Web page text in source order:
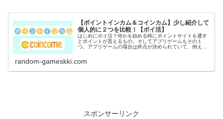
【ポイントインカム＆コインカム】少し紹介して
個人的に２つを比較！【ポイ活】
はじめにポイ活？何かを始める時にポイントサイトを通す
とポイントが貰えるもの。そしてアプリゲームもその１
つ。アプリゲームの場合は終点が決められていて、例えば
random-gameskki.com
スポンサーリンク